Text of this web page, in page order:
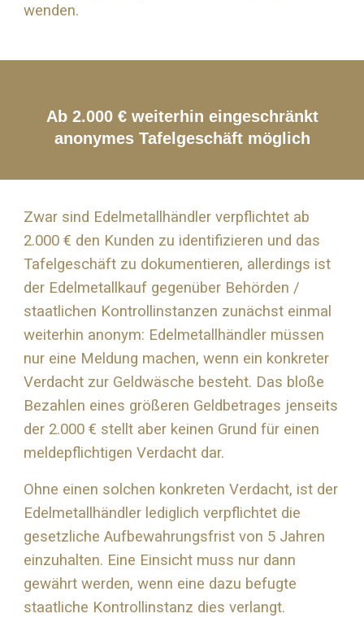
wenden.
Ab 2.000 € weiterhin eingeschränkt
anonymes Tafelgeschäft möglich
Zwar sind Edelmetallhändler verpflichtet ab
2.000 € den Kunden zu identifizieren und das
Tafelgeschäft zu dokumentieren, allerdings ist
der Edelmetallkauf gegenüber Behörden /
staatlichen Kontrollinstanzen zunächst einmal
weiterhin anonym: Edelmetallhändler müssen
nur eine Meldung machen, wenn ein konkreter
Verdacht zur Geldwäsche besteht. Das bloße
Bezahlen eines größeren Geldbetrages jenseits
der 2.000 € stellt aber keinen Grund für einen
meldepflichtigen Verdacht dar.
Ohne einen solchen konkreten Verdacht, ist der
Edelmetallhändler lediglich verpflichtet die
gesetzliche Aufbewahrungsfrist von 5 Jahren
einzuhalten. Eine Einsicht muss nur dann
gewährt werden, wenn eine dazu befugte
staatliche Kontrollinstanz dies verlangt.